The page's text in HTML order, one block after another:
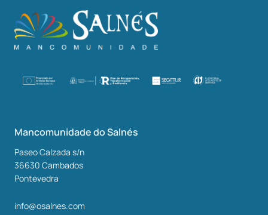
Mancomunidade do Salnés
Paseo Calzada s/n
36630 Cambados
Pontevedra
info@osalnes.com